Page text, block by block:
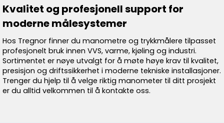
Kvalitet og profesjonell support for
moderne målesystemer
Hos Tregnor finner du manometre og trykkmålere tilpasset
profesjonelt bruk innen VVS, varme, kjøling og industri.
Sortimentet er nøye utvalgt for å møte høye krav til kvalitet,
presisjon og driftssikkerhet i moderne tekniske installasjoner.
Trenger du hjelp til å velge riktig manometer til ditt prosjekt
er du alltid velkommen til å kontakte oss.